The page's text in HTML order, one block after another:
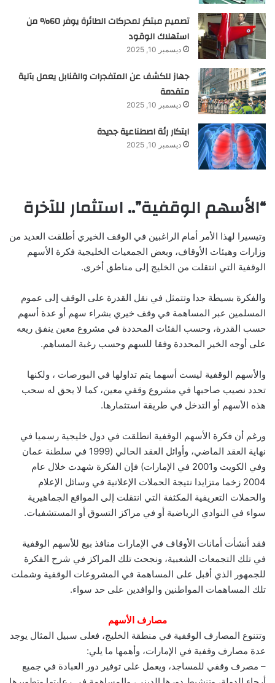
تصميم مبتكر لمحركات الطائرة يوفر 60% من
استهلاك الوقود
ديسمبر 10, 2025
جهاز للكشف عن المتفجرات والقنابل يعمل بآلية
متقدمة
ديسمبر 10, 2025
ابتكار رئة اصطناعية جديدة
ديسمبر 10, 2025
“الأسهم الوقفية”.. استثمار للآخرة
وتيسيرا لهذا الأمر أمام الراغبين في الوقف الخيري أطلقت العديد من
وزارات وهيئات الأوقاف، وبعض الجمعيات الخليجية فكرة الأسهم
الوقفية التي انتقلت من الخليج إلى مناطق أخرى.
والفكرة بسيطة جدا وتتمثل في نقل القدرة على الوقف إلى عموم
المسلمين عبر المساهمة في وقف خيري بشراء سهم أو عدة أسهم
حسب القدرة، وحسب الفئات المحددة في مشروع معين ينفق ريعه
على أوجه الخير المحددة وفقا للسهم وحسب رغبة المساهم.
والأسهم الوقفية ليست أسهما يتم تداولها في البورصات ، ولكنها
تحدد نصيب صاحبها في مشروع وقفي معين، كما لا يحق له سحب
هذه الأسهم أو التدخل في طريقة استثمارها.
ورغم أن فكرة الأسهم الوقفية انطلقت في دول خليجية رسميا في
نهاية العقد الماضي، وأوائل العقد الحالي (1999 في سلطنة عمان
وفي الكويت و2001 في الإمارات) فإن الفكرة شهدت خلال عام
2004 زخما متزايدا نتيجة الحملات الإعلانية في وسائل الإعلام
والحملات التعريفية المكثفة التي انتقلت إلى المواقع الجماهيرية
سواء في النوادي الرياضية أو في مراكز التسوق أو المستشفيات.
فقد أنشأت أمانات الأوقاف في الإمارات منافذ بيع للأسهم الوقفية
في تلك التجمعات الشعبية، ونجحت تلك المراكز في شرح الفكرة
للجمهور الذي أقبل على المساهمة في المشروعات الوقفية وشملت
تلك المساهمات المواطنين والوافدين على حد سواء.
مصارف الأسهم
وتتنوع المصارف الوقفية في منطقة الخليج، فعلى سبيل المثال يوجد
عدة مصارف وقفية في الإمارات، وأهمها ما يلي:
– مصرف وقفي للمساجد، ويعمل على توفير دور العبادة في جميع